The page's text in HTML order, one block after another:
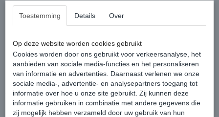
borstel, hoevenkrabber en manenborstel.
Reacties
Toestemming Details Over
Op deze website worden cookies gebruikt
Cookies worden door ons gebruikt voor verkeersanalyse, het
aanbieden van sociale media-functies en het personaliseren
van informatie en advertenties. Daarnaast verlenen we onze
sociale media-, advertentie- en analysepartners toegang tot
informatie over hoe u onze site gebruikt. Zij kunnen deze
informatie gebruiken in combinatie met andere gegevens die
zij mogelijk hebben verzameld door uw gebruik van hun